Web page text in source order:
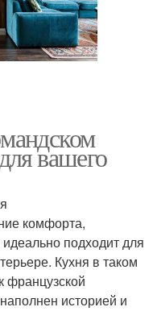
вашего
комфорта,
подходит для
Кухня в таком
французской
историей и